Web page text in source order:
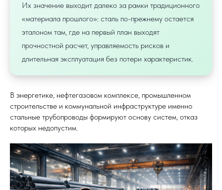
Их значение выходит далеко за рамки традиционного
«материала прошлого»: сталь по-прежнему остается
эталоном там, где на первый план выходят
прочностной расчет, управляемость рисков и
длительная эксплуатация без потери характеристик.
В энергетике, нефтегазовом комплексе, промышленном
строительстве и коммунальной инфраструктуре именно
стальные трубопроводы формируют основу систем, отказ
которых недопустим.